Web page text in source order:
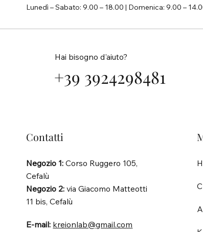
Contatti
Negozio 1: Corso Ruggero 105,
Cefalù
Negozio 2: via Giacomo Matteotti
11 bis, Cefalù
E-mail: kreionlab@gmail.com
Hai bisogno d'aiuto?
+39 3924298481
Lunedì – Sabato: 9.00 – 18.00 | Domenica: 9.00 –